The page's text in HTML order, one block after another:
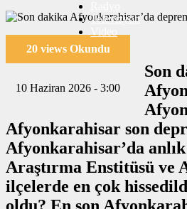
Televizyon
20 views Okundu
10 Haziran 2026 - 3:00
Son
Afyonkarahisar son
Afyonkarahisar’da
Araştırma Enstitüsü ve
ilçelerde en çok
oldu? En son